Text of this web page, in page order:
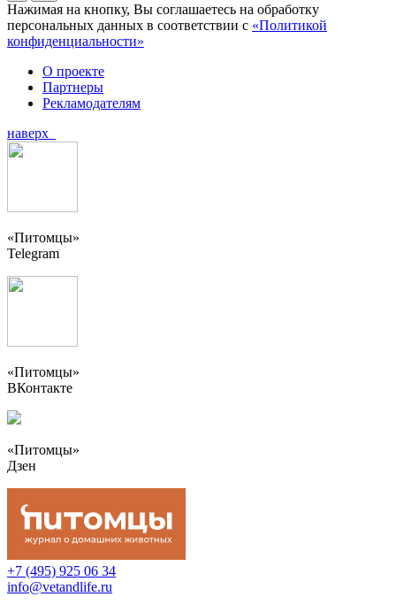
Нажимая на кнопку, Вы соглашаетесь на обработку
персональных данных в соответствии с «Политикой
конфиденциальности»
О проекте
Партнеры
Рекламодателям
наверх
«Питомцы»
Telegram
«Питомцы»
ВКонтакте
«Питомцы»
Дзен
+7 (495) 925 06 34
info@vetandlife.ru